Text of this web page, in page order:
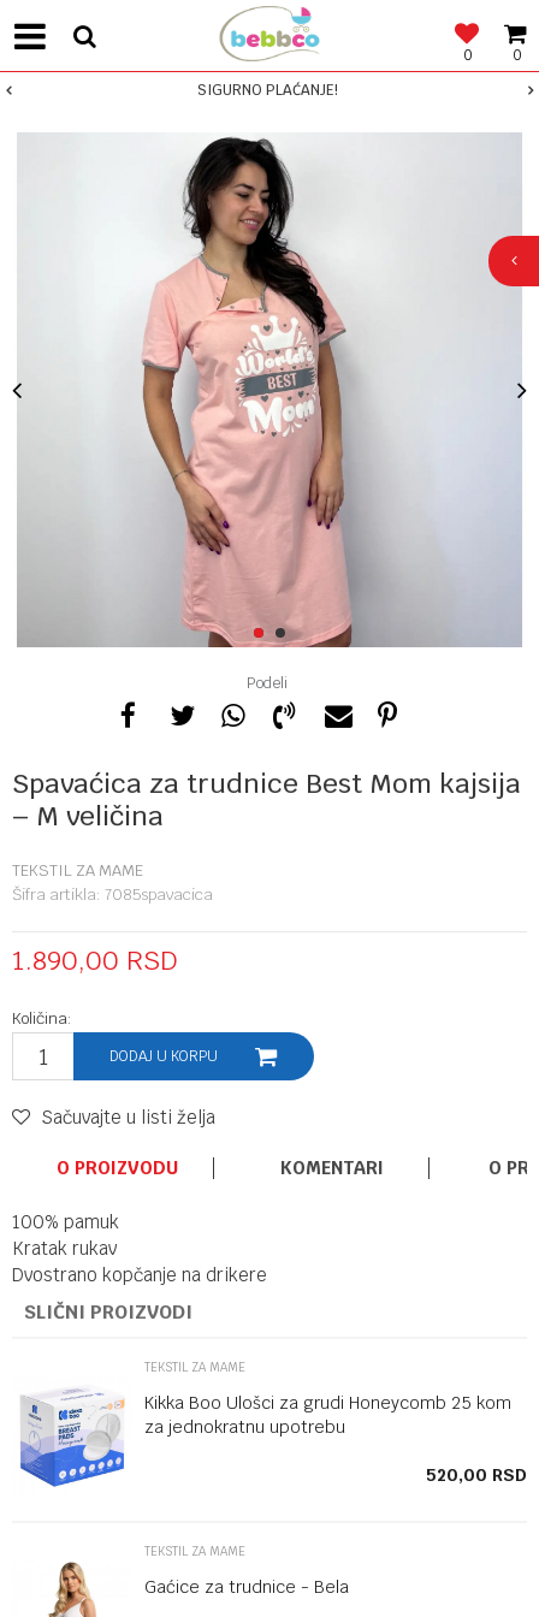
0
0
SIGURNO PLAĆANJE!
1 2
Podeli
Spavaćica za trudnice Best Mom kajsija
– M veličina
TEKSTIL ZA MAME
Šifra artikla: 7085spavacica
1.890,00 RSD
Količina:
DODAJ U KORPU
Sačuvajte u listi želja
O PROIZVODU KOMENTARI O
100% pamuk
Kratak rukav
Dvostrano kopčanje na drikere
SLIČNI PROIZVODI
TEKSTIL ZA MAME
Kikka Boo Ulošci za grudi Honeycomb 25 kom
za jednokratnu upotrebu
520,00 RSD
TEKSTIL ZA MAME
Gaćice za trudnice - Bela